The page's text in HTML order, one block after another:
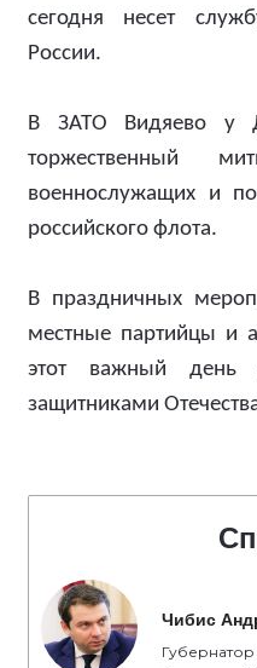
сегодня несет
России.
В ЗАТО Видяево у
торжественный
военнослужащих и
российского флота.
В праздничных
местные партийцы и
этот важный день
защитниками
Чибис